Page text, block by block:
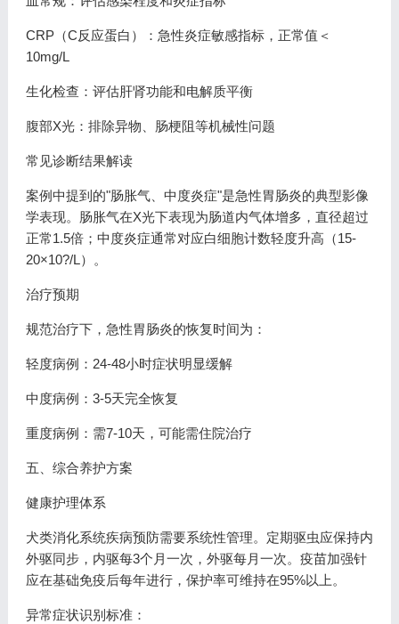
CRP（C反应蛋白）：急性炎症敏感指标，正常值＜
10mg/L
生化检查：评估肝肾功能和电解质平衡
腹部X光：排除异物、肠梗阻等机械性问题
常见诊断结果解读
案例中提到的"肠胀气、中度炎症"是急性胃肠炎的典型影像
学表现。肠胀气在X光下表现为肠道内气体增多，直径超过
正常1.5倍；中度炎症通常对应白细胞计数轻度升高（15-
20×10?/L）。
治疗预期
规范治疗下，急性胃肠炎的恢复时间为：
轻度病例：24-48小时症状明显缓解
中度病例：3-5天完全恢复
重度病例：需7-10天，可能需住院治疗
五、综合养护方案
健康护理体系
犬类消化系统疾病预防需要系统性管理。定期驱虫应保持内
外驱同步，内驱每3个月一次，外驱每月一次。疫苗加强针
应在基础免疫后每年进行，保护率可维持在95%以上。
异常症状识别标准：